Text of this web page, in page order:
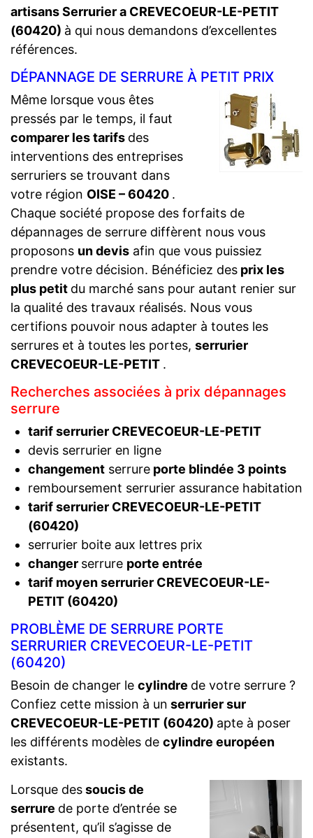
artisans Serrurier a CREVECOEUR-LE-PETIT
(60420) à qui nous demandons d’excellentes
références.
DÉPANNAGE DE SERRURE À PETIT PRIX
Même lorsque vous êtes
pressés par le temps, il faut
comparer les tarifs des
interventions des entreprises
serruriers se trouvant dans
votre région OISE – 60420 .
Chaque société propose des forfaits de
dépannages de serrure diffèrent nous vous
proposons un devis afin que vous puissiez
prendre votre décision. Bénéficiez des prix les
plus petit du marché sans pour autant renier sur
la qualité des travaux réalisés. Nous vous
certifions pouvoir nous adapter à toutes les
serrures et à toutes les portes, serrurier
CREVECOEUR-LE-PETIT .
Recherches associées à prix dépannages
serrure
tarif serrurier CREVECOEUR-LE-PETIT
devis serrurier en ligne
changementserrureporte blindée 3 points
remboursement serrurier assurance habitation
tarif serrurier CREVECOEUR-LE-PETIT
(60420)
serrurier boite aux lettres prix
changer serrure porte entrée
tarif moyen serrurier CREVECOEUR-LE-
PETIT (60420)
PROBLÈME DE SERRURE PORTE
SERRURIER CREVECOEUR-LE-PETIT
(60420)
Besoin de changer le cylindre de votre serrure ?
Confiez cette mission à un serrurier sur
CREVECOEUR-LE-PETIT (60420) apte à poser
les différents modèles de cylindre européen
existants.
Lorsque dessoucis de
serrure de porte d’entrée se
présentent, qu’il s’agisse de